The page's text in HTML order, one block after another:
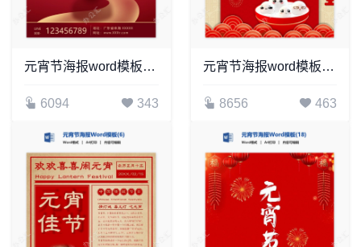
元宵节海报word模板(28)
6094 343
元宵节海报word模板(40)
8656 463